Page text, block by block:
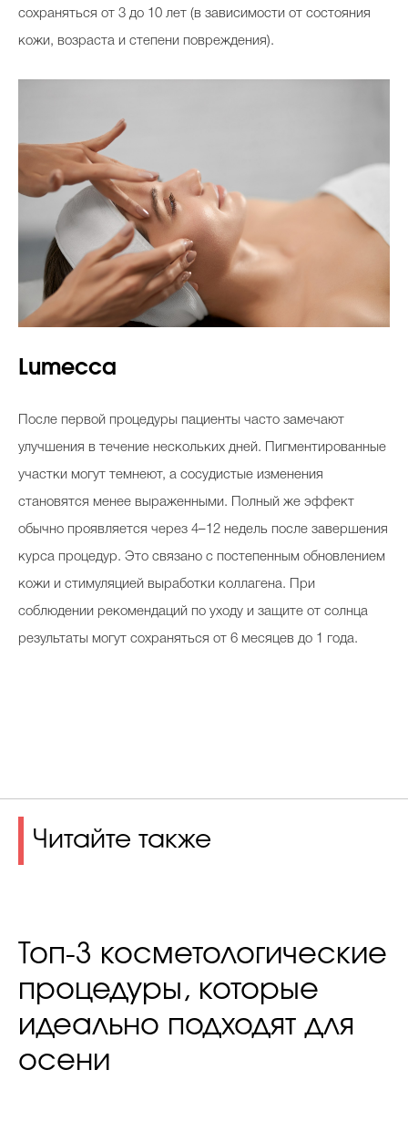
сохраняться от 3 до 10 лет (в зависимости от состояния
кожи, возраста и степени повреждения).
Lumecca
После первой процедуры пациенты часто замечают
улучшения в течение нескольких дней. Пигментированные
участки могут темнеют, а сосудистые изменения
становятся менее выраженными. Полный же эффект
обычно проявляется через 4–12 недель после завершения
курса процедур. Это связано с постепенным обновлением
кожи и стимуляцией выработки коллагена. При
соблюдении рекомендаций по уходу и защите от солнца
результаты могут сохраняться от 6 месяцев до 1 года.
Читайте также
Топ-3 косметологические
процедуры, которые
идеально подходят для
осени